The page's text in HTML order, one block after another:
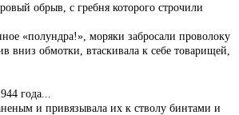
обрыв, с гребня которого строчили
«полундра!», моряки забросали проволоку
вниз обмотки, втаскивала к себе товарищей,
года...
и привязывала их к стволу бинтами и